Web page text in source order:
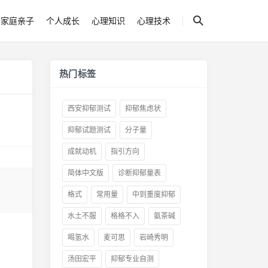
家庭亲子 个人成长 心理知识 心理技术
热门标签
西安抑郁测试 抑郁焦虑状
抑郁试题测试 分子量
成就动机 指引方向
简体中文版 诊断抑郁量表
格式 常用量 中到重度抑郁
水土不服 格格不入 氨茶碱
喝氢水 麦可思 岩崎秀明
汤田宏平 抑郁专业自测